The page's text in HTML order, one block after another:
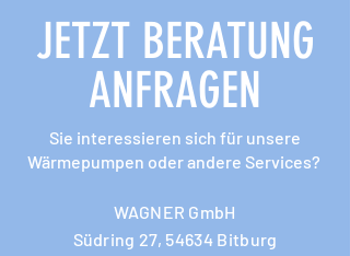
JETZT BERATUNG
ANFRAGEN
Sie interessieren sich für unsere
Wärmepumpen oder andere Services?
WAGNER GmbH
Südring 27, 54634 Bitburg